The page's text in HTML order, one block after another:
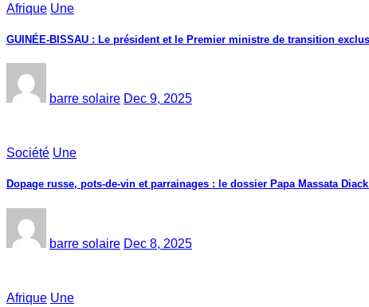
Afrique Une
GUINÉE-BISSAU : Le président et le Premier ministre de transition
barre solaire Dec 9, 2025
Société Une
Dopage russe, pots-de-vin et parrainages : le dossier Papa Massata
barre solaire Dec 8, 2025
Afrique Une